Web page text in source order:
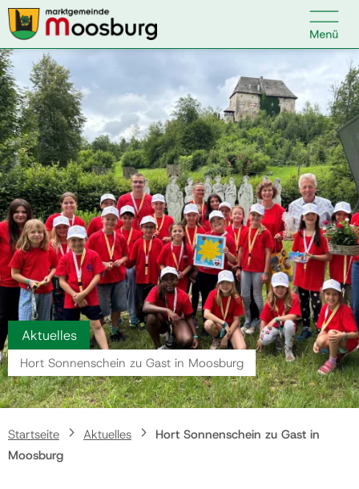
Kontakt 
Suche nach:
Startseite
Kundenservice
Ihr Anliegen
Veranstaltungen
Politik
Gemeinde
Kontakt
Aktuelles
Hort Sonnenschein zu Gast in Moosburg
Startseite Aktuelles
Hort Sonnenschein zu Gast in
Moosburg